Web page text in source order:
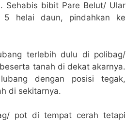
Sehabis bibit Pare Belut/ Ular
5 helai daun, pindahkan ke
terlebih dulu di polibag/
tanah di dekat akarnya.
dengan posisi tegak,
di sekitarnya.
pot di tempat cerah tetapi